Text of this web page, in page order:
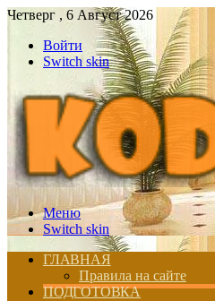
Четверг , 6 Август 2026
Войти
Switch skin
Меню
Switch skin
ГЛАВНАЯ
Правила на сайте
ПОДГОТОВКА